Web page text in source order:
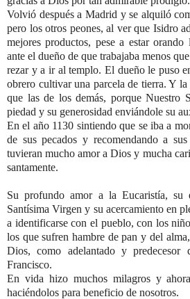
Volvió después a Madrid y se alquiló
pero los otros peones, al ver que Isidro
mejores productos, pese a estar
ante el dueño de que trabajaba menos
rezar y a ir al templo. El dueño le puso
obrero cultivar una parcela de tierra. Y
que las de los demás, porque Nuestro
piedad y su generosidad enviándole su
En el año 1130 sintiendo que se iba a
de sus pecados y recomendando a
tuvieran mucho amor a Dios y mucha
santamente.
Su profundo amor a la Eucaristía, su
Santísima Virgen y su acercamiento en
a identificarse con el pueblo, con los
los que sufren hambre de pan y del
Dios, como adelantado y predecesor
Francisco.
En vida hizo muchos milagros y
haciéndolos para beneficio de nosotros.